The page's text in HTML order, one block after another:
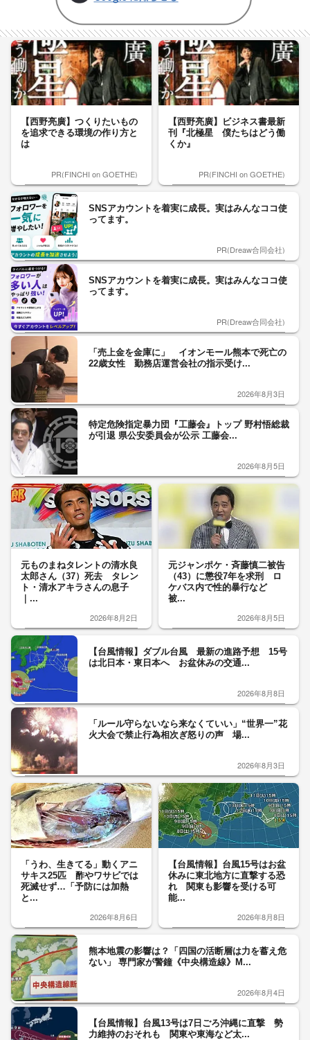
【西野亮廣】つくりたいもの
を追求できる環境の作り方と
は
PR(FINCHI on GOETHE)
【西野亮廣】ビジネス書最新
刊『北極星 僕たちはどう働
くか』
PR(FINCHI on GOETHE)
SNSアカウントを着実に成長。実はみんなココ使
ってます。
PR(Dreaw合同会社)
SNSアカウントを着実に成長。実はみんなココ使
ってます。
PR(Dreaw合同会社)
「売上金を金庫に」 イオンモール熊本で死亡の
22歳女性 勤務店運営会社の指示受け...
2026年8月3日
特定危険指定暴力団『工藤会』トップ 野村悟総裁
が引退 県公安委員会が公示 工藤会...
2026年8月5日
元ものまねタレントの清水良
太郎さん（37）死去 タレン
ト・清水アキラさんの息子
｜...
2026年8月2日
元ジャンポケ・斉藤慎二被告
（43）に懲役7年を求刑 ロ
ケバス内で性的暴行など
被...
2026年8月5日
【台風情報】ダブル台風 最新の進路予想 15号
は北日本・東日本へ お盆休みの交通...
2026年8月8日
「ルール守らないなら来なくていい」“世界一”花
火大会で禁止行為相次ぎ怒りの声 場...
2026年8月3日
「うわ、生きてる」動くアニ
サキス25匹 酢やワサビでは
死滅せず…「予防には加熱
と...
2026年8月6日
【台風情報】台風15号はお盆
休みに東北地方に直撃する恐
れ 関東も影響を受ける可
能...
2026年8月8日
熊本地震の影響は？「四国の活断層は力を蓄え危
ない」 専門家が警鐘《中央構造線》M...
2026年8月4日
【台風情報】台風13号は7日ごろ沖縄に直撃 勢
力維持のおそれも 関東や東海など太...